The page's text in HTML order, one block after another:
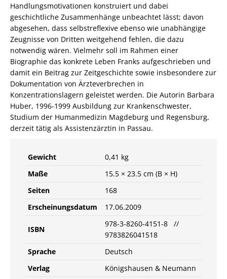
Handlungsmotivationen konstruiert und dabei
geschichtliche Zusammenhänge unbeachtet lässt; davon
abgesehen, dass selbstreflexive ebenso wie unabhängige
Zeugnisse von Dritten weitgehend fehlen, die dazu
notwendig wären. Vielmehr soll im Rahmen einer
Biographie das konkrete Leben Franks aufgeschrieben und
damit ein Beitrag zur Zeitgeschichte sowie insbesondere zur
Dokumentation von Ärzteverbrechen in
Konzentrationslagern geleistet werden. Die Autorin Barbara
Huber, 1996-1999 Ausbildung zur Krankenschwester,
Studium der Humanmedizin Magdeburg und Regensburg,
derzeit tätig als Assistenzärztin in Passau.
Gewicht
0,41 kg
Maße
15.5 × 23.5 cm (B × H)
Seiten
168
Erscheinungsdatum
17.06.2009
ISBN
978-3-8260-4151-8 //
9783826041518
Sprache
Deutsch
Verlag
Königshausen & Neumann